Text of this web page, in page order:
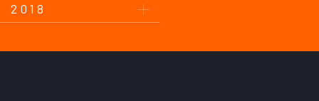
2018